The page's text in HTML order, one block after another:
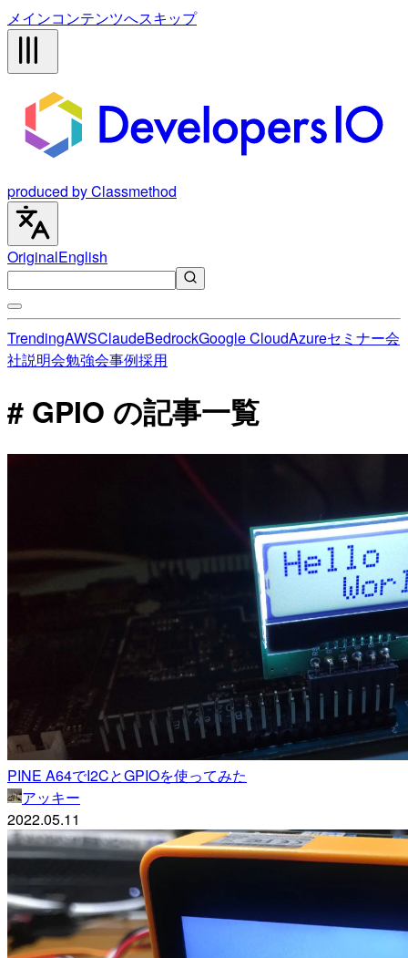
メインコンテンツへスキップ
produced by Classmethod
OriginalEnglish
TrendingAWSClaudeBedrockGoogle CloudAzureセミナー会
社説明会勉強会事例採用
# GPIO の記事一覧
PINE A64でI2CとGPIOを使ってみた
アッキー
2022.05.11